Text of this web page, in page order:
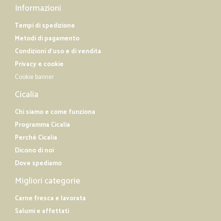
Informazioni
Tempi di spedizione
Metodi di pagamento
Condizioni d'uso e di vendita
Privacy e cookie
Cookie banner
Cicalia
Chi siamo e come funziona
Programma Cicalia
Perché Cicalia
Dicono di noi
Dove spediamo
Migliori categorie
Carne fresca e lavorata
Salumi e affettati